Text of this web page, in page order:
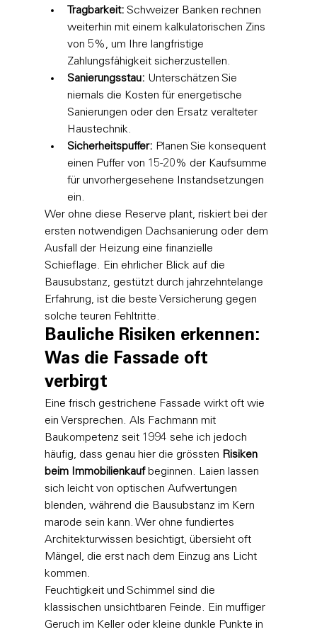
Tragbarkeit: Schweizer Banken rechnen
weiterhin mit einem kalkulatorischen Zins
von 5%, um Ihre langfristige
Zahlungsfähigkeit sicherzustellen.
Sanierungsstau: Unterschätzen Sie
niemals die Kosten für energetische
Sanierungen oder den Ersatz veralteter
Haustechnik.
Sicherheitspuffer: Planen Sie konsequent
einen Puffer von 15-20% der Kaufsumme
für unvorhergesehene Instandsetzungen
ein.
Wer ohne diese Reserve plant, riskiert bei der
ersten notwendigen Dachsanierung oder dem
Ausfall der Heizung eine finanzielle
Schieflage. Ein ehrlicher Blick auf die
Bausubstanz, gestützt durch jahrzehntelange
Erfahrung, ist die beste Versicherung gegen
solche teuren Fehltritte.
Bauliche Risiken erkennen:
Was die Fassade oft
verbirgt
Eine frisch gestrichene Fassade wirkt oft wie
ein Versprechen. Als Fachmann mit
Baukompetenz seit 1994 sehe ich jedoch
häufig, dass genau hier die grössten Risiken
beim Immobilienkauf beginnen. Laien lassen
sich leicht von optischen Aufwertungen
blenden, während die Bausubstanz im Kern
marode sein kann. Wer ohne fundiertes
Architekturwissen besichtigt, übersieht oft
Mängel, die erst nach dem Einzug ans Licht
kommen.
Feuchtigkeit und Schimmel sind die
klassischen unsichtbaren Feinde. Ein muffiger
Geruch im Keller oder kleine dunkle Punkte in